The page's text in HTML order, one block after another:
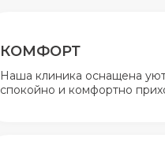
КОМФОРТ
Наша клиника оснащена
спокойно и комфортно